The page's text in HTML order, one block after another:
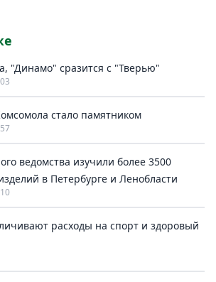
"Динамо" сразится с "Тверью"
стало памятником
ведомства изучили более 3500
в Петербурге и Ленобласти
расходы на спорт и здоровый